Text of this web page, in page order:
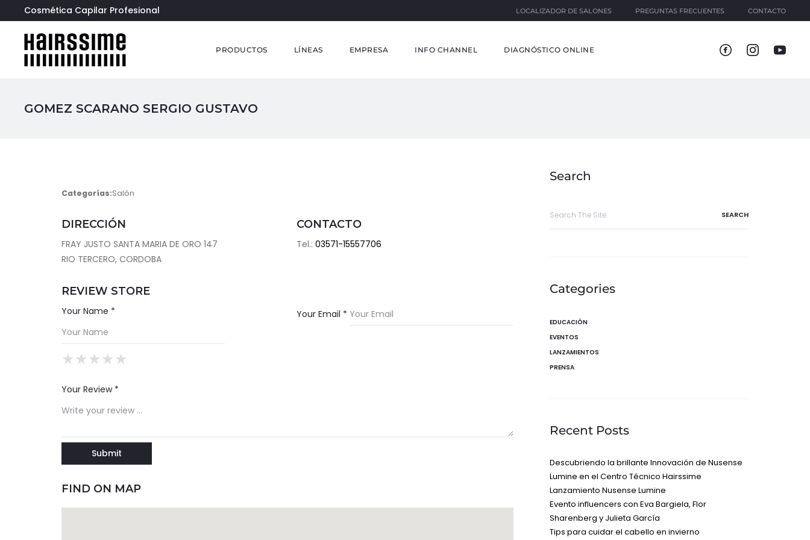
Cosmética Capilar Profesional LOCALIZADOR DE SALONES PREGUNTAS FRECUENTES CONTACTO
PRODUCTOS LÍNEAS EMPRESA INFO CHANNEL DIAGNÓSTICO ONLINE
GOMEZ SCARANO SERGIO GUSTAVO
Categorías:Salón
DIRECCIÓN
FRAY JUSTO SANTA MARIA DE ORO 147
RIO TERCERO, CORDOBA
CONTACTO
Tel.: 03571-15557706
REVIEW STORE
Your Name * Your Email *
★
★★
★★★
★★★★
★★★★★
Your Review *
FIND ON MAP
Search
Categories
EDUCACIÓN
EVENTOS
LANZAMIENTOS
PRENSA
Recent Posts
Descubriendo la brillante Innovación de Nusense
Lumine en el Centro Técnico Hairssime
Lanzamiento Nusense Lumine
Evento influencers con Eva Bargiela, Flor
Sharenberg y Julieta García
Tips para cuidar el cabello en invierno